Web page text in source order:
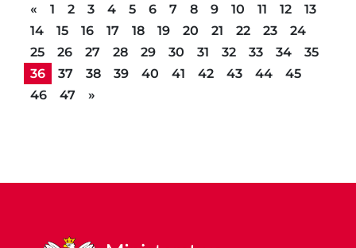
« Poprzednia strona
1 2 3 4 5 6 7 8 9 10 11 12
13
14
15 16 17 18 19 20 21 22 23
24
25
26 27 28 29 30 31 32 33 34
35
36
37 38 39 40 41 42 43 44
45
46
47 »